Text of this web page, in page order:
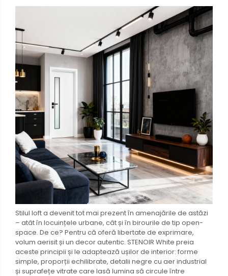
Stilul loft a devenit tot mai prezent în amenajările de astăzi
– atât în locuințele urbane, cât și în birourile de tip open-
space. De ce? Pentru că oferă libertate de exprimare,
volum aerisit și un decor autentic. STENOIR White preia
aceste principii și le adaptează ușilor de interior: forme
simple, proporții echilibrate, detalii negre cu aer industrial
și suprafețe vitrate care lasă lumina să circule între